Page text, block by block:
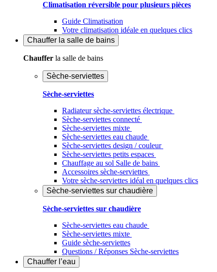
Climatisation réversible pour plusieurs pièces
Guide Climatisation
Votre climatisation idéale en quelques clics
Chauffer la salle de bains
Chauffer la salle de bains
Sèche-serviettes
Sèche-serviettes
Radiateur sèche-serviettes électrique
Sèche-serviettes connecté
Sèche-serviettes mixte
Sèche-serviettes eau chaude
Sèche-serviettes design / couleur
Sèche-serviettes petits espaces
Chauffage au sol Salle de bains
Accessoires sèche-serviettes
Votre sèche-serviettes idéal en quelques clics
Sèche-serviettes sur chaudière
Sèche-serviettes sur chaudière
Sèche-serviettes eau chaude
Sèche-serviettes mixte
Guide sèche-serviettes
Questions / Réponses Sèche-serviettes
Chauffer l’eau